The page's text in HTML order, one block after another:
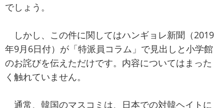
でしょう。
しかし、この件に関してはハンギョレ新聞（2019
年9月6日付）が「特派員コラム」で見出しと小学館
のお詫びを伝えただけです。内容についてはまった
く触れていません。
通常、韓国のマスコミは、日本での対韓ヘイトに